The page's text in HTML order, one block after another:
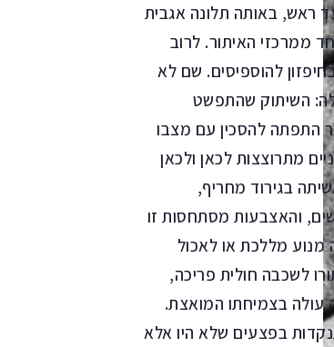
ראש, באותה תלונה אגבית
ממרכזי האיתור. לרוב
להוספיסים. שם לא
השיתוק שהתפשט
התפתה להסכין עם מצבו
מתרוצצות לכאן ולכאן
בגירוד מחריף,
והאצבעות מסתחסות זו
מנוע מללכת או לאכול
לשכבה חולית פריכה,
עולה בצמיחתו המואצת.
בפצעים שלא היו אלא